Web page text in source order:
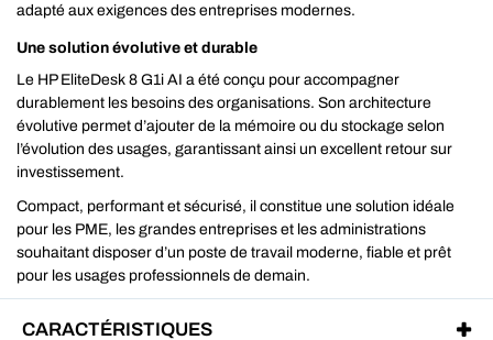
adapté aux exigences des entreprises modernes.
Une solution évolutive et durable
Le HP EliteDesk 8 G1i AI a été conçu pour accompagner
durablement les besoins des organisations. Son architecture
évolutive permet d’ajouter de la mémoire ou du stockage selon
l’évolution des usages, garantissant ainsi un excellent retour sur
investissement.
Compact, performant et sécurisé, il constitue une solution idéale
pour les PME, les grandes entreprises et les administrations
souhaitant disposer d’un poste de travail moderne, fiable et prêt
pour les usages professionnels de demain.
CARACTÉRISTIQUES